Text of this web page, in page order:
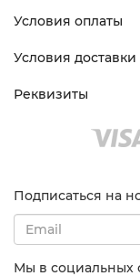
Условия оплаты
Условия доставки
Реквизиты
Подписаться на
Мы в социальных